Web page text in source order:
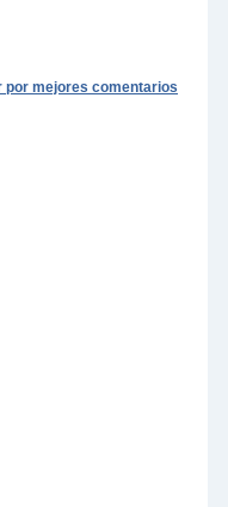
por mejores comentarios